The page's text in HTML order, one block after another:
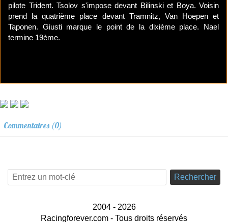
pilote Trident. Tsolov s'impose devant Bilinski et Boya. Voisin
prend la quatrième place devant Tramnitz, Van Hoepen et
Taponen. Giusti marque le point de la dixième place. Nael
termine 19ème.
Commentaires (0)
Rechercher
2004 - 2026
Racingforever.com - Tous droits réservés